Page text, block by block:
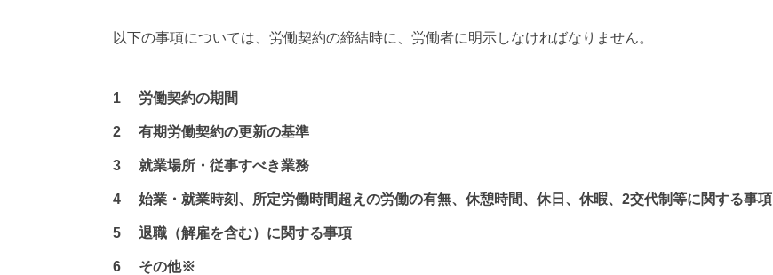
以下の事項については、労働契約の締結時に、労働者に明示しなければなりません。
1 労働契約の期間
2 有期労働契約の更新の基準
3 就業場所・従事すべき業務
4 始業・就業時刻、所定労働時間超えの労働の有無、休憩時間、休日、休暇、2交代制等に関する事項
5 退職（解雇を含む）に関する事項
6 その他※